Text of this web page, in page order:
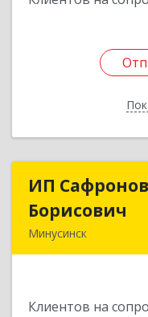
ИП
Борисович
Минусинск
Клиентов на